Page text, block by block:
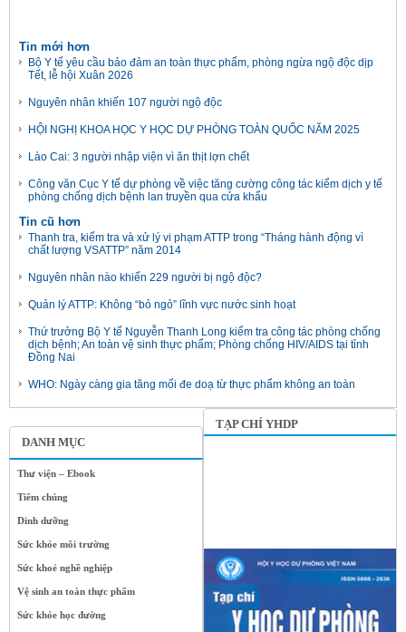
DANH MỤC
Thư viện – Ebook
Tiêm chủng
Dinh dưỡng
Sức khỏe môi trường
Sức khoẻ nghề nghiệp
Vệ sinh an toàn thực phẩm
Sức khỏe học đường
Tin mới hơn
Bộ Y tế yêu cầu bảo đảm an toàn thực phẩm, phòng ngừa ngộ độc dịp
Tết, lễ hội Xuân 2026
Nguyên nhân khiến 107 người ngộ độc
HỘI NGHỊ KHOA HỌC Y HỌC DỰ PHÒNG TOÀN QUỐC NĂM 2025
Lào Cai: 3 người nhập viện vì ăn thịt lợn chết
Công văn Cục Y tế dự phòng về việc tăng cường công tác kiểm dịch y tế
phòng chống dịch bệnh lan truyền qua cửa khẩu
Tin cũ hơn
Thanh tra, kiểm tra và xử lý vi phạm ATTP trong “Tháng hành động vì
chất lượng VSATTP” năm 2014
Nguyên nhân nào khiến 229 người bị ngộ độc?
Quản lý ATTP: Không “bỏ ngỏ” lĩnh vực nước sinh hoạt
Thứ trưởng Bộ Y tế Nguyễn Thanh Long kiểm tra công tác phòng chống
dịch bệnh; An toàn vệ sinh thực phẩm; Phòng chống HIV/AIDS tại tỉnh
Đồng Nai
WHO: Ngày càng gia tăng mối đe doạ từ thực phẩm không an toàn
TẠP CHÍ YHDP